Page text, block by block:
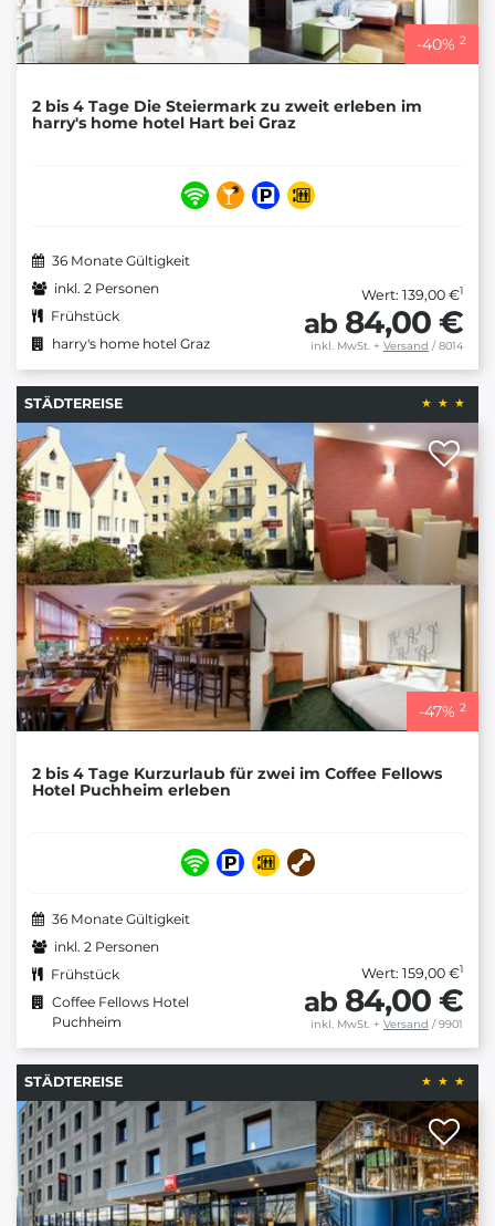
-40% 2
2 bis 4 Tage Die Steiermark zu zweit erleben im
harry's home hotel Hart bei Graz
36 Monate Gültigkeit
inkl. 2 Personen
Frühstück
harry's home hotel Graz
Wert: 139,00 €1
ab 84,00 €
inkl. MwSt. + Versand / 8014
STÄDTEREISE
-47% 2
2 bis 4 Tage Kurzurlaub für zwei im Coffee Fellows
Hotel Puchheim erleben
36 Monate Gültigkeit
inkl. 2 Personen
Frühstück
Coffee Fellows Hotel
Puchheim
Wert: 159,00 €1
ab 84,00 €
inkl. MwSt. + Versand / 9901
STÄDTEREISE